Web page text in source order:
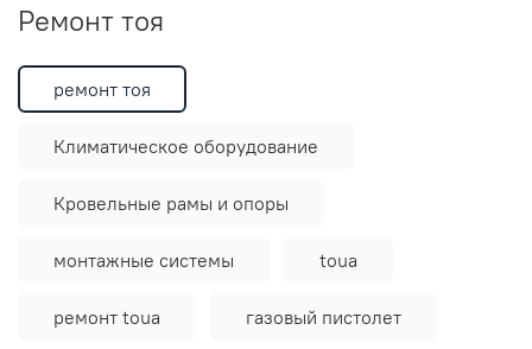
ремонт тоя
ремонт тоя
Климатическое оборудование
Кровельные рамы и опоры
монтажные системы toua
ремонт toua газовый пистолет